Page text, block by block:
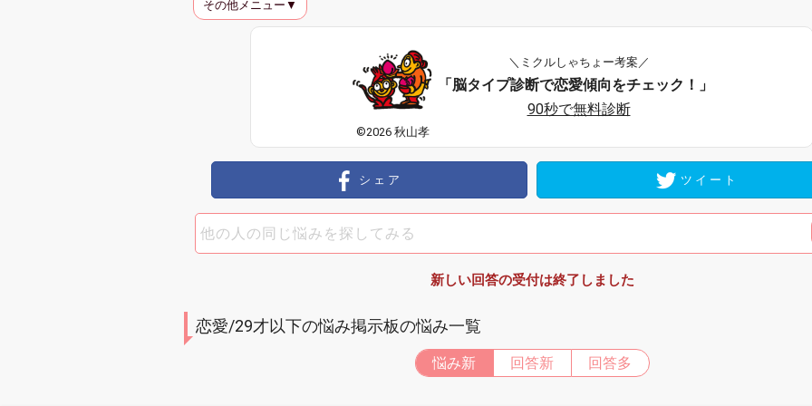
その他メニュー▼
©2026 秋山孝
＼ミクルしゃちょー考案／
「脳タイプ診断で恋愛傾向をチェック！」
90秒で無料診断
シェア ツイート
新しい回答の受付は終了しました
恋愛/29才以下の悩み掲示板の悩み一覧
悩み新 回答新 回答多